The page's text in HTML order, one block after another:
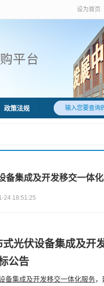
设为首页
政策法规
备集成及开发移交一体
24 18:51:25
光伏设备集成及开
公告
备集成及开发移交一体化服务，